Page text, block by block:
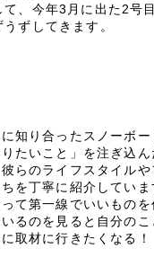
て、今年3月に出た2号
ずしてきます。
知り合ったスノーボ
たいこと」を注ぎ込
らのライフスタイル
を丁寧に紹介していま
て第一線でいいもの
るのを見ると自分のこ
取材に行きたくなる！